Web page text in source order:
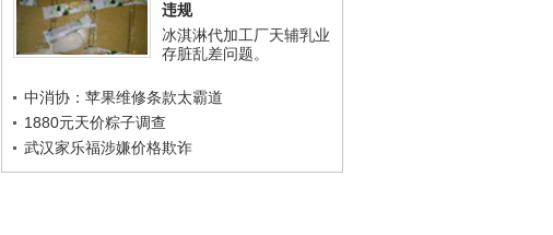
违规
冰淇淋代加工厂天辅乳业
存脏乱差问题。
中消协：苹果维修条款太霸道
1880元天价粽子调查
武汉家乐福涉嫌价格欺诈